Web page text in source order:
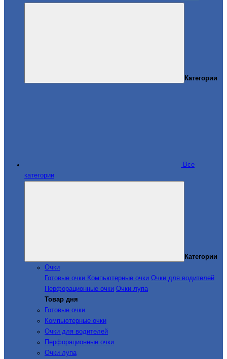
Категории
Все
категории
Категории
Очки
Готовые очки Компьютерные очки Очки для водителей
Перфорационные очки Очки лупа
Товар дня
Готовые очки
Компьютерные очки
Очки для водителей
Перфорационные очки
Очки лупа